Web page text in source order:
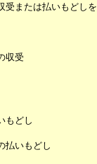
受または払いもどし
収受
もどし
払いもどし